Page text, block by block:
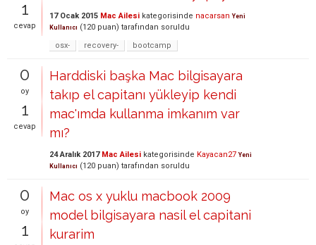
1
cevap
17 Ocak 2015 Mac Ailesi kategorisinde nacarsan Yeni
Kullanıcı (120 puan) tarafından soruldu
osx-
recovery- bootcamp
0
oy
1
cevap
Harddiski başka Mac bilgisayara
takıp el capitanı yükleyip kendi
mac'ımda kullanma imkanım var
mı?
24 Aralık 2017 Mac Ailesi kategorisinde Kayacan27 Yeni
Kullanıcı (120 puan) tarafından soruldu
0
oy
1
Mac os x yuklu macbook 2009
model bilgisayara nasil el capitani
kurarim